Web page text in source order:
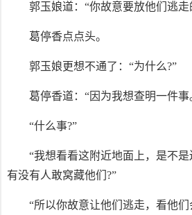
郭玉娘道：“你故意要放他们逃走
葛停香点点头。
郭玉娘更想不通了：“为什么?”
葛停香道：“因为我想查明一件事
“什么事?”
“我想看看这附近地面上，是不
有没有人敢窝藏他们?”
“所以你故意让他们逃走，看他